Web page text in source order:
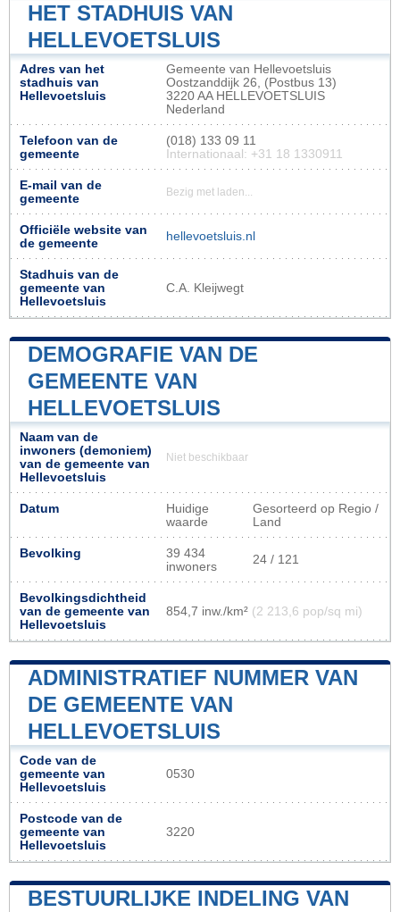
HET STADHUIS VAN
HELLEVOETSLUIS
Adres van het
stadhuis van
Hellevoetsluis
Gemeente van Hellevoetsluis
Oostzanddijk 26, (Postbus 13)
3220 AA HELLEVOETSLUIS
Nederland
Telefoon van de
gemeente
(018) 133 09 11
Internationaal: +31 18 1330911
E-mail van de
gemeente
Bezig met laden...
Officiële website van
de gemeente
hellevoetsluis.nl
Stadhuis van de
gemeente van
Hellevoetsluis
C.A. Kleijwegt
DEMOGRAFIE VAN DE
GEMEENTE VAN
HELLEVOETSLUIS
Naam van de
inwoners (demoniem)
van de gemeente van
Hellevoetsluis
Niet beschikbaar
Datum
Huidige
waarde
Gesorteerd op Regio /
Land
Bevolking
39 434
inwoners
24 / 121
Bevolkingsdichtheid
van de gemeente van
Hellevoetsluis
854,7 inw./km² (2 213,6 pop/sq mi)
ADMINISTRATIEF NUMMER VAN
DE GEMEENTE VAN
HELLEVOETSLUIS
Code van de
gemeente van
Hellevoetsluis
0530
Postcode van de
gemeente van
Hellevoetsluis
3220
BESTUURLIJKE INDELING VAN